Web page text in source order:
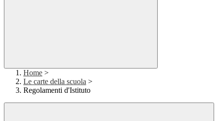
Home >
Le carte della scuola >
Regolamenti d'Istituto